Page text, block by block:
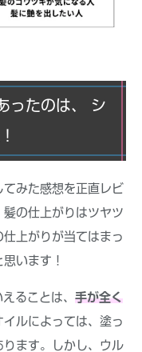
ったのは、 シ
みた感想を正直レビ
の仕上がりはツヤツ
上がりが当てはまっ
います！
ることは、 手が全く
ルによっては、塗っ
ます。しかし、ウル